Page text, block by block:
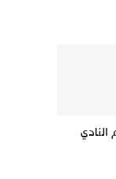
أن يقوم النادي